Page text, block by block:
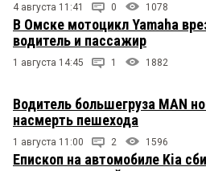
4 августа 11:41 0 1078
В Омске мотоцикл Yamaha
водитель и пассажир
1 августа 14:45 1 1882
Водитель большегруза MAN
насмерть пешехода
1 августа 11:00 2 1596
Епископ на автомобиле Kia